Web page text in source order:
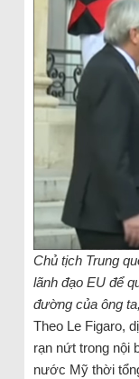
Chủ tịch Trung
lãnh đạo EU để
đường của ông ta,
Theo Le Figaro,
rạn nứt trong nội
nước Mỹ thời